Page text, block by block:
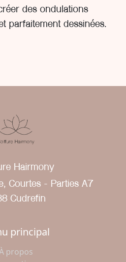
des ondulations
parfaitement dessinées.
Hairmony
Courtes - Parties A7
Cudrefin
principal
propos